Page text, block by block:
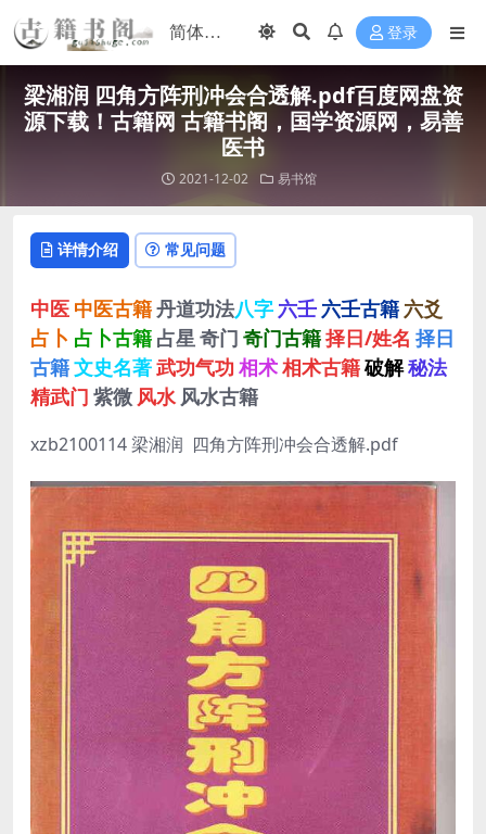
登录
梁湘润 四角方阵刑冲会合透解.pdf百度网盘资
源下载！古籍网 古籍书阁，国学资源网，易善
医书
2021-12-02 易书馆
详情介绍 常见问题
中医 中医古籍丹道功法八字 六壬 六壬古籍 六爻
占卜 占卜古籍 占星 奇门 奇门古籍择日/姓名 择日
古籍文史名著武功气功 相术相术古籍破解秘法
精武门 紫微 风水 风水古籍
xzb2100114 梁湘润 四角方阵刑冲会合透解.pdf